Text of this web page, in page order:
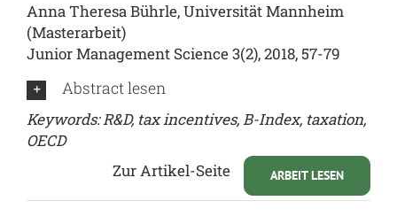
Anna Theresa Bührle, Universität Mannheim
(Masterarbeit)
Junior Management Science 3(2), 2018, 57-79
Abstract lesen
Keywords: R&D, tax incentives, B-Index, taxation,
OECD
ARBEIT LESEN
Zur Artikel-Seite